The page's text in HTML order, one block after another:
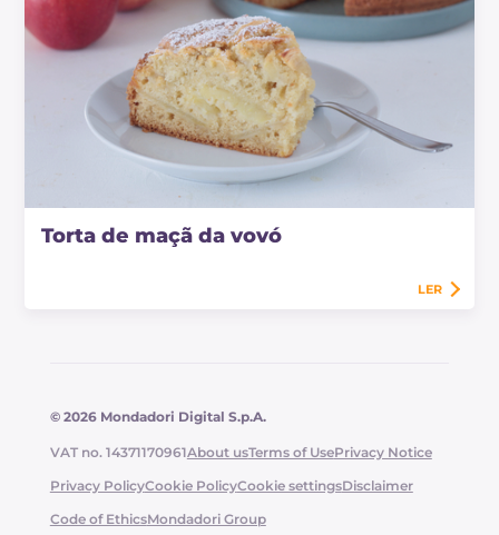
Torta de maçã da vovó
LER
© 2026 Mondadori Digital S.p.A.
VAT no. 14371170961About usTerms of UsePrivacy Notice
Privacy PolicyCookie PolicyCookie settingsDisclaimer
Code of EthicsMondadori Group